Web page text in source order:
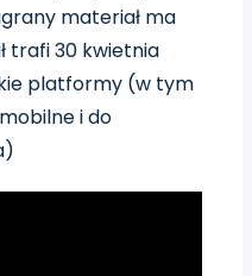
materiał ma
trafi 30 kwietnia
platformy (w tym
i do